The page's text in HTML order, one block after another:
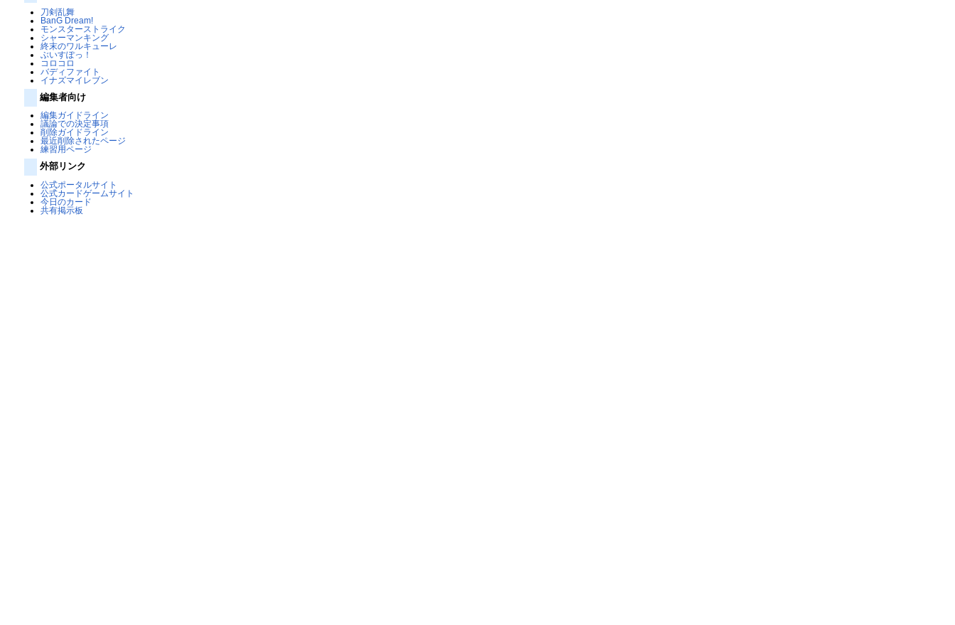
刀剣乱舞
BanG Dream!
モンスターストライク
シャーマンキング
終末のワルキューレ
ぶいすぽっ！
コロコロ
バディファイト
イナズマイレブン
編集者向け
編集ガイドライン
議論での決定事項
削除ガイドライン
最近削除されたページ
練習用ページ
外部リンク
公式ポータルサイト
公式カードゲームサイト
今日のカード
共有掲示板